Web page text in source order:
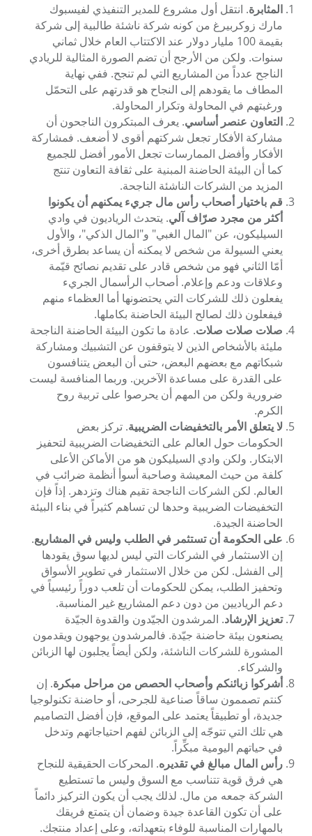
المثابرة. انتقل أول مشروع للمدير التنفيذي لفيسبوك
مارك زوكربيرغ من كونه شركة ناشئة طالبية إلى شركة
بقيمة 100 مليار دولار عند الاكتتاب العام خلال ثماني
سنوات. ولكن من الأرجح أن تضم الصورة المثالية للريادي
الناجح عدداً من المشاريع التي لم تنجح. ففي نهاية
المطاف ما يقودهم إلى النجاح هو قدرتهم على التحمّل
ورغبتهم في المحاولة وتكرار المحاولة.
التعاون عنصر أساسي. يعرف المبتكرون الناجحون أن
مشاركة الأفكار تجعل شركتهم أقوى لا أضعف. فمشاركة
الأفكار وأفضل الممارسات تجعل الأمور أفضل للجميع
كما أن البيئة الحاضنة المبنية على ثقافة التعاون تنتج
المزيد من الشركات الناشئة الناجحة.
قم باختيار أصحاب رأس مال جريء يمكنهم أن يكونوا
أكثر من مجرد صرّاف آلي. يتحدث الرياديون في وادي
السيليكون، عن "المال الغبي" و"المال الذكي"، والأول
يعني السيولة من شخص لا يمكنه أن يساعد بطرق أخرى،
أمّا الثاني فهو من شخص قادر على تقديم نصائح قيّمة
وعلاقات ودعم وإعلام. أصحاب الرأسمال الجريء
يفعلون ذلك للشركات التي يحتضونها أما العظماء منهم
فيفعلون ذلك لصالح البيئة الحاضنة بكاملها.
صلات صلات صلات. عادة ما تكون البيئة الحاضنة الناجحة
مليئة بالأشخاص الذين لا يتوقفون عن التشبيك ومشاركة
شبكاتهم مع بعضهم البعض، حتى أن البعض يتنافسون
على القدرة على مساعدة الآخرين. وربما المنافسة ليست
ضرورية ولكن من المهم أن يحرصوا على تربية روح
الكرم.
لا يتعلق الأمر بالتخفيضات الضريبية. تركز بعض
الحكومات حول العالم على التخفيضات الضريبية لتحفيز
الابتكار. ولكن وادي السيليكون هو من الأماكن الأعلى
كلفة من حيث المعيشة وصاحبة أسوأ أنظمة ضرائب في
العالم. لكن الشركات الناجحة تقيم هناك وتزدهر. إذاً فإن
التخفيضات الضريبية وحدها لن تساهم كثيراً في بناء البيئة
الحاضنة الجيدة.
على الحكومة أن تستثمر في الطلب وليس في المشاريع.
إن الاستثمار في الشركات التي ليس لديها سوق يقودها
إلى الفشل. لكن من خلال الاستثمار في تطوير الأسواق
وتحفيز الطلب، يمكن للحكومات أن تلعب دوراً رئيسياً في
دعم الرياديين من دون دعم المشاريع غير المناسبة.
تعزيز الإرشاد. المرشدون الجيّدون والقدوة الجيّدة
يصنعون بيئة حاضنة جيّدة. فالمرشدون يوجهون ويقدمون
المشورة للشركات الناشئة، ولكن أيضاً يجلبون لها الزبائن
والشركاء.
أشركوا زبائنكم وأصحاب الحصص من مراحل مبكرة. إن
كنتم تصممون ساقاً صناعية للجرحى، أو حاضنة تكنولوجيا
جديدة، أو تطبيقاً يعتمد على الموقع، فإن أفضل التصاميم
هي تلك التي تتوجّه إلى الزبائن لفهم احتياجاتهم وتدخل
في حياتهم اليومية مبكِّراً.
رأس المال مبالغ في تقديره. المحركات الحقيقية للنجاح
هي فرق قوية تتناسب مع السوق وليس ما تستطيع
الشركة جمعه من مال. لذلك يجب أن يكون التركيز دائماً
على أن تكون القاعدة جيدة وضمان أن يتمتع فريقك
بالمهارات المناسبة للوفاء بتعهداته، وعلى إعداد منتجك.